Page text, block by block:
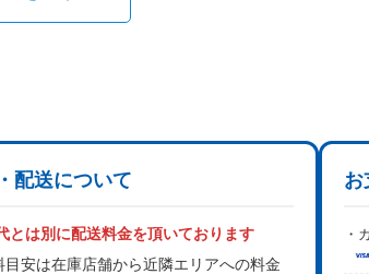
配送について
とは別に配送料金を頂いております
目安は在庫店舗から近隣エリアへの料金
お
・